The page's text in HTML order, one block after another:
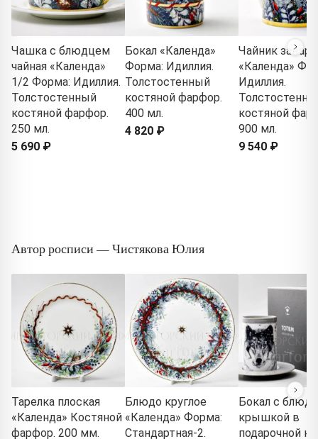
Чашка с блюдцем
чайная «Календа»
1/2 Форма: Идиллия.
Толстостенный
костяной фарфор.
250 мл.
5 690 ₽
Бокал «Календа»
Форма: Идиллия.
Толстостенный
костяной фарфор.
400 мл.
4 820 ₽
Чайник
«Календа»
Идиллия.
костяной
900 мл.
9 540 ₽
Автор росписи — Чистякова Юлия
Тарелка плоская
«Календа» Костяной
фарфор. 200 мм.
Блюдо круглое
«Календа» Форма:
Стандартная-2.
Бокал с
крышкой в
подарочной